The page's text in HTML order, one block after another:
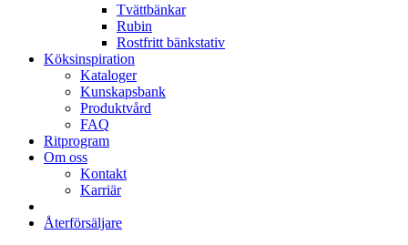
Tvättbänkar
Rubin
Rostfritt bänkstativ
Köksinspiration
Kataloger
Kunskapsbank
Produktvård
FAQ
Ritprogram
Om oss
Kontakt
Karriär
Återförsäljare